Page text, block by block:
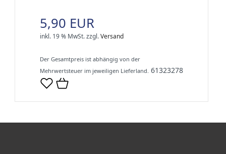
5,90 EUR
inkl. 19 % MwSt.zzgl.Versand
Der Gesamtpreis ist abhängig von der
Mehrwertsteuer im jeweiligen Lieferland. 61323278